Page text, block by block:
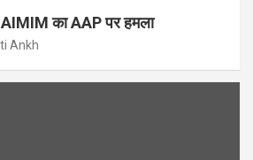
AIMIM का AAP पर हमला
Ankh